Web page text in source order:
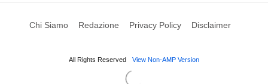
Chi Siamo Redazione Privacy Policy Disclaimer
All Rights Reserved View Non-AMP Version